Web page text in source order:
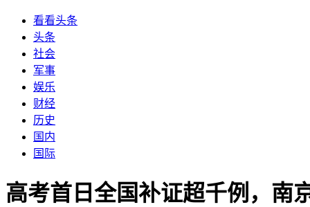
看看头条
头条
社会
军事
娱乐
财经
历史
国内
国际
高考首日全国补证超千例，南